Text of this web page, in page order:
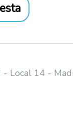
- Local 14 -